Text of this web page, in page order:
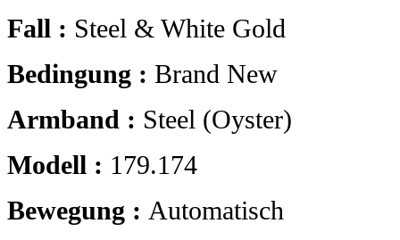
Fall : Steel & White Gold
Bedingung : Brand New
Armband : Steel (Oyster)
Modell : 179.174
Bewegung : Automatisch